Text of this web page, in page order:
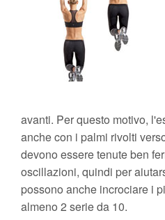
avanti. Per questo motivo,
anche con i palmi rivolti
devono essere tenute ben
oscillazioni, quindi per
possono anche incrociare i
almeno 2 serie da 10.